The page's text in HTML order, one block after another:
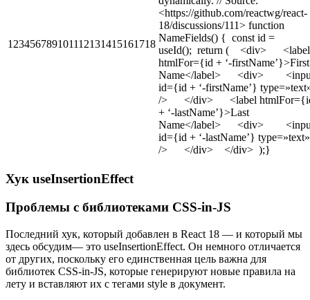
123456789101112131415161718
<https://github.com/reactwg/react-
18/discussions/111> function
NameFields() { const id =
useId(); return ( <div> <label
htmlFor={id + ‘-firstName’}>First
Name</label> <div>
id={id + ‘-firstName’}
/> </div> <label
+ ‘-lastName’}>Last
Name</label> <div>
id={id + ‘-lastName’} type=»text»
/> </div> </div> );}
Хук useInsertionEffect
Проблемы с библиотеками CSS-in-JS
Последний хук, который добавлен в React 18 — и который мы
здесь обсудим— это useInsertionEffect. Он немного отличается
от других, поскольку его единственная цель важна для
библиотек CSS-in-JS, которые генерируют новые правила на
лету и вставляют их с тегами style в документ.